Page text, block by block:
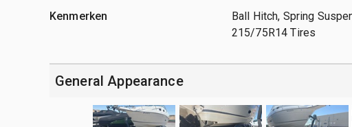
Kenmerken
Ball Hitch, Spring
215/75R14 Tires
General Appearance